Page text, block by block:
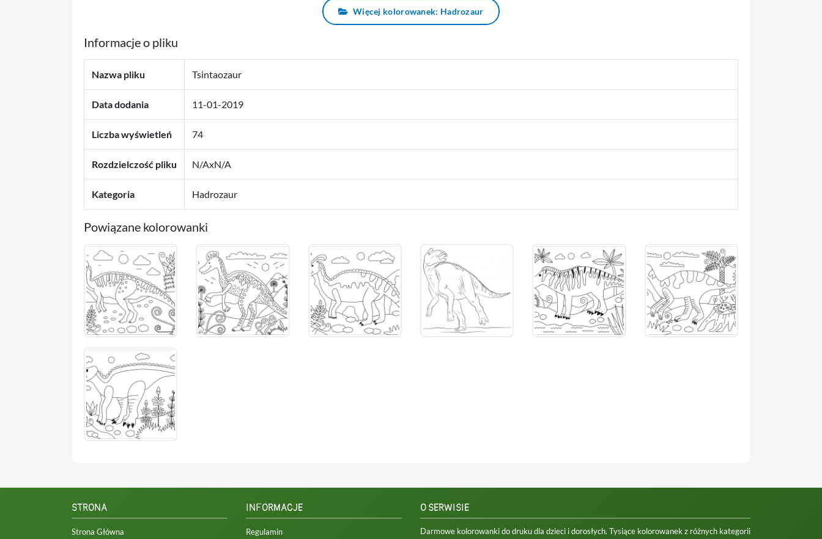
Więcej kolorowanek: Hadrozaur
Informacje o pliku
Nazwa pliku Tsintaozaur
Data dodania 11-01-2019
Liczba wyświetleń 74
Rozdzielczość pliku N/AxN/A
Kategoria Hadrozaur
Powiązane kolorowanki
STRONA
Strona Główna
INFORMACJE
Regulamin
O SERWISIE
Darmowe kolorowanki do druku dla dzieci i dorosłych. Tysiące kolorowanek z różnych kategorii